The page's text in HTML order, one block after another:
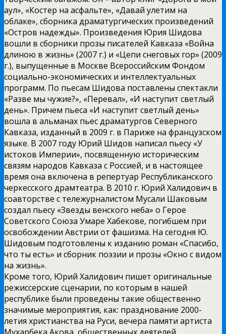
аул», «Костер на асфальте», «Давай улетим на
облаке», сборника драматургических произведений
«Остров надежды». Произведения Юрия Шидова
вошли в сборники прозы писателей Кавказа «Война
длиною в жизнь» (2007 г.) и «Цепи снеговых гор» (2009
г.), выпущенные в Москве Всероссийским Фондом
социально-экономических и интеллектуальных
программ. По пьесам Шидова поставлены спектакли
«Разве мы чужие?», «Перевал», «И наступит светлый
день». Причем пьеса «И наступит светлый день»
вошла в альманах пьес драматургов Северного
Кавказа, изданный в 2009 г. в Париже на французском
языке. В 2007 году Юрий Шидов написал пьесу «У
истоков Империи», посвященную историческим
связям народов Кавказа с Россией, и в настоящее
время она включена в репертуар Республиканского
черкесского драмтеатра. В 2010 г. Юрий Халидович в
соавторстве с тележурналистом Мусали Шаковым
создал пьесу «Звезды венского неба» о Герое
Советского Союза Умаре Хабекове, погибшем при
освобождении Австрии от фашизма. На сегодня Ю.
Шидовым подготовлены к изданию роман «Спасибо,
что ты есть» и сборник поэзии и прозы «Окно с видом
на жизнь».
Кроме того, Юрий Халидович пишет оригинальные
режиссерские сценарии, по которым в нашей
республике были проведены такие общественно
значимые мероприятия, как: празднование 2000-
летия христианства на Руси, вечера памяти артиста